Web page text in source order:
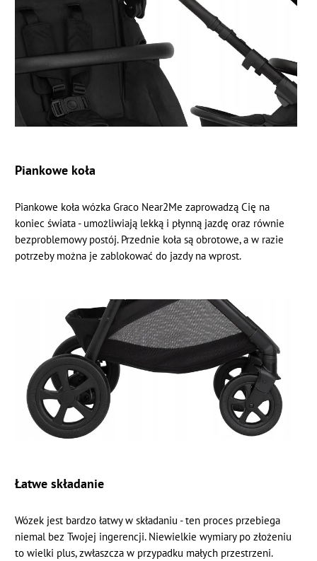
Piankowe koła
Piankowe koła wózka Graco Near2Me zaprowadzą Cię na
koniec świata - umożliwiają lekką i płynną jazdę oraz równie
bezproblemowy postój. Przednie koła są obrotowe, a w razie
potrzeby można je zablokować do jazdy na wprost.
Łatwe składanie
Wózek jest bardzo łatwy w składaniu - ten proces przebiega
niemal bez Twojej ingerencji. Niewielkie wymiary po złożeniu
to wielki plus, zwłaszcza w przypadku małych przestrzeni.